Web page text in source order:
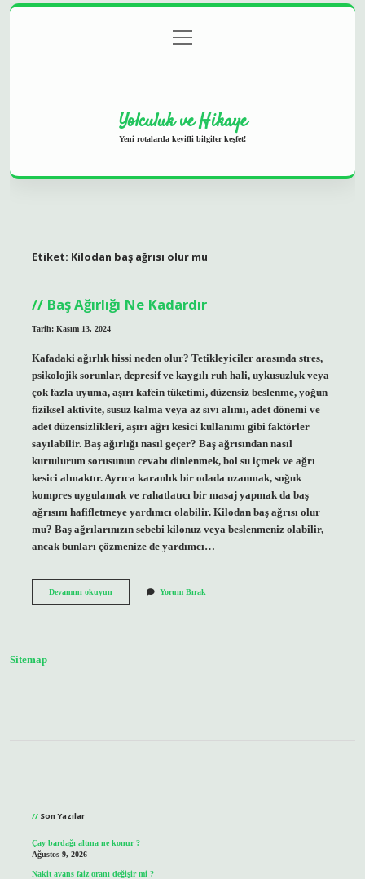
Gizlilik Politikası
menüyü
aç
Yolculuk ve Hikaye
Yeni rotalarda keyifli bilgiler keşfet!
Etiket: Kilodan baş ağrısı olur mu
Baş Ağırlığı Ne Kadardır
Tarih: Kasım 13, 2024
Kafadaki ağırlık hissi neden olur? Tetikleyiciler arasında stres,
psikolojik sorunlar, depresif ve kaygılı ruh hali, uykusuzluk veya
çok fazla uyuma, aşırı kafein tüketimi, düzensiz beslenme, yoğun
fiziksel aktivite, susuz kalma veya az sıvı alımı, adet dönemi ve
adet düzensizlikleri, aşırı ağrı kesici kullanımı gibi faktörler
sayılabilir. Baş ağırlığı nasıl geçer? Baş ağrısından nasıl
kurtulurum sorusunun cevabı dinlenmek, bol su içmek ve ağrı
kesici almaktır. Ayrıca karanlık bir odada uzanmak, soğuk
kompres uygulamak ve rahatlatıcı bir masaj yapmak da baş
ağrısını hafifletmeye yardımcı olabilir. Kilodan baş ağrısı olur
mu? Baş ağrılarınızın sebebi kilonuz veya beslenmeniz olabilir,
ancak bunları çözmenize de yardımcı…
Devamını okuyunBaş
Yorum Bırak
Sitemap
Son Yazılar
Çay bardağı altına ne konur ?
Ağustos 9, 2026
Nakit avans faiz oranı değişir mi ?